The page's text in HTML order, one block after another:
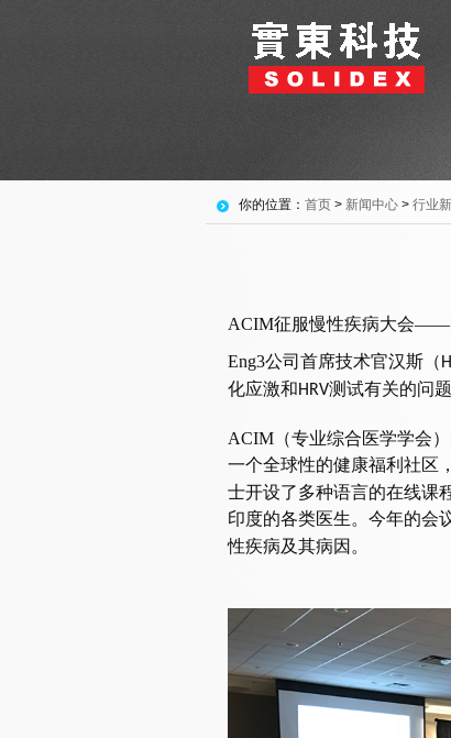
你的位置： 首页 > 新闻中心 > 行业
ACIM征服慢性疾病大会——
Eng3公司首席技术官汉斯（
化应激和HRV测试有关的问题
ACIM （专业综合医学学会
一个全球性的健康福利社区
士开设了多种语言的在线课
印度的各类医生。今年的会
性疾病及其病因。